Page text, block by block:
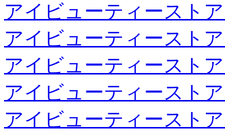
アイビューティースト
アイビューティースト
アイビューティースト
アイビューティースト
アイビューティースト